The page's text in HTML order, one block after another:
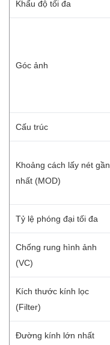
Khẩu độ tối đa
Góc ảnh
Cấu trúc
Khoảng cách lấy nét gần
nhất (MOD)
Tỷ lệ phóng đại tối đa
Chống rung hình ảnh
(VC)
Kích thước kính lọc
(Filter)
Đường kính lớn nhất